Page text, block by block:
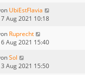
UbiEstFlavia
Aug 2021 10:18
Ruprecht
Aug 2021 15:40
Sol
Aug 2021 15:50